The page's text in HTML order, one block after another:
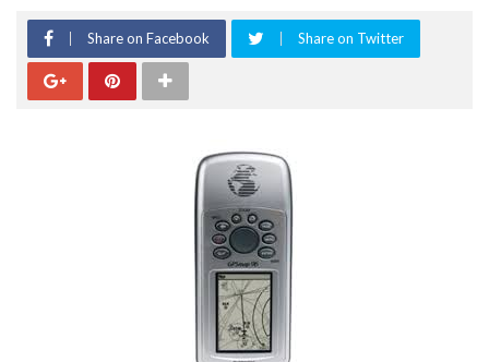
Share on Facebook Share on Twitter